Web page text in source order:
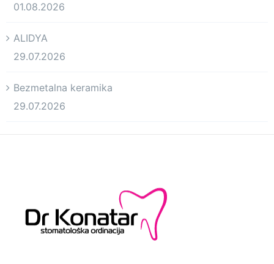
01.08.2026
ALIDYA
29.07.2026
Bezmetalna keramika
29.07.2026